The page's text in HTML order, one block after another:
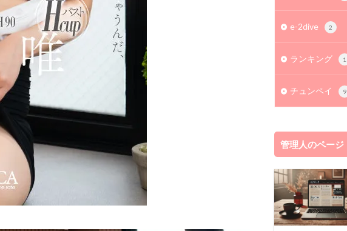
e-2dive 2
ランキング 1
チュンペイ 9
管理人のページ